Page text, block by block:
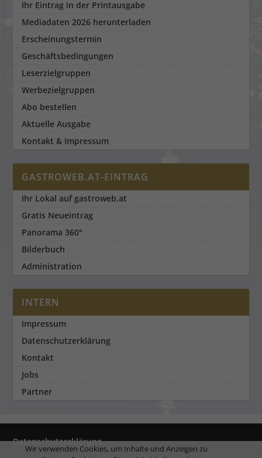
Ihr Eintrag in der Printausgabe
Mediadaten 2026 herunterladen
Erscheinungstermin
Geschäftsbedingungen
Leserzielgruppen
Werbezielgruppen
Abo bestellen
Aktuelle Ausgabe
Kontakt & Impressum
GASTROWEB.AT-EINTRAG
Ihr Lokal auf gastroweb.at
Gratis Neueintrag
Panorama 360°
Bilderbuch
Administration
INTERN
Impressum
Datenschutzerklärung
Kontakt
Jobs
Partner
Datenschutzerklärung
Wir verwenden Cookies, um Inhalte und Anzeigen zu